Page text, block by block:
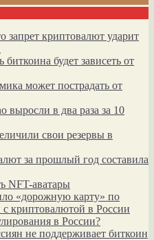
криптовалют ударит
будет зависеть от
может пострадать от
выросли в два раза за 10
свои резервы в
за прошлый год составила
NFT-аватары
«дорожную карту» по
криптовалютой в России
в России?
не поддерживает биткоин